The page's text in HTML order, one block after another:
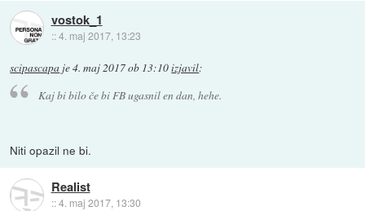
vostok_1
::4. maj 2017, 13:23
scipascapa je4. maj 2017 ob 13:10izjavil:
Kaj bi bilo če bi FB ugasnil en dan, hehe.
Niti opazil ne bi.
Realist
::4. maj 2017, 13:30